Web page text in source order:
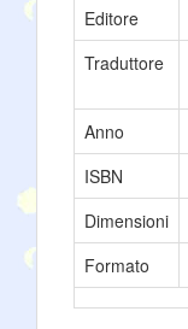
Editore
Traduttore
Anno
ISBN
Dimensioni
Formato